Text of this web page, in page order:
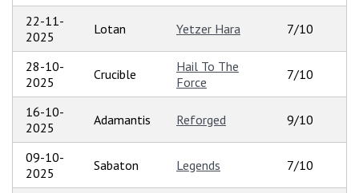
22-11-
2025
Lotan Yetzer Hara 7/10
28-10-
2025
Crucible
Hail To The
Force
7/10
16-10-
2025
Adamantis Reforged 9/10
09-10-
2025
Sabaton Legends 7/10